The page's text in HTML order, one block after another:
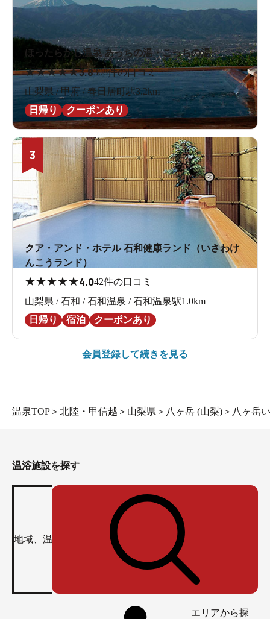
ほったらかし温泉 あっちの湯・こっちの湯
★★★★★3.8308件の口コミ
山梨県 / 甲府 / 春日居町駅3.2km
日帰り
クーポンあり
3
クア・アンド・ホテル 石和健康ランド（いさわけ
んこうランド）
★★★★★4.042件の口コミ
山梨県 / 石和 / 石和温泉 / 石和温泉駅1.0km
日帰り
宿泊 クーポンあり
会員登録して続きを見る
温泉TOP ＞ 北陸・甲信越 ＞ 山梨県 ＞ 八ヶ岳 (山梨) ＞ 八ヶ岳
温浴施設を探す
エリアから探